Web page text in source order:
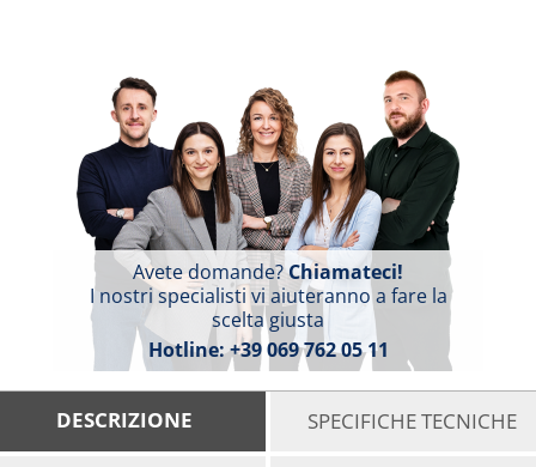
Avete domande?Chiamateci!
I nostri specialisti vi aiuteranno a fare la
scelta giusta
Hotline:+39 069 762 05 11
DESCRIZIONE SPECIFICHE TECNICHE